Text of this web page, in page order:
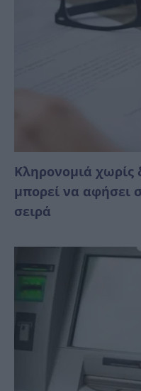
Κληρονομιά
μπορεί να αφήσει
σειρά